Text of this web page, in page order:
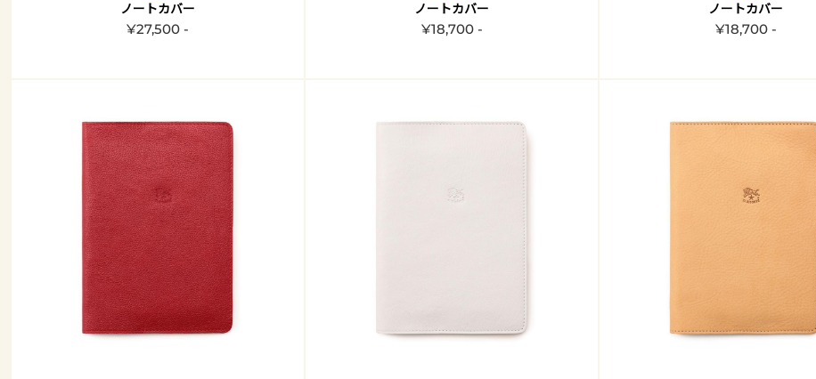
ノートカバー
¥27,500 -
ノートカバー
¥18,700 -
ノートカバー
¥18,700 -